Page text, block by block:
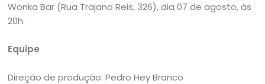
Wonka Bar (Rua Trajano Reis, 326), dia 07 de agosto, às
20h.
Equipe
Direção de produção: Pedro Hey Branco